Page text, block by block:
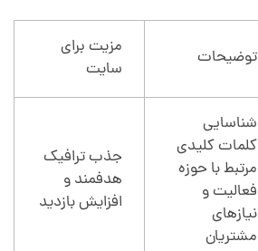
توضیحات
مزیت برای
سایت
شناسایی
کلمات کلیدی
مرتبط با حوزه
فعالیت و
نیازهای
مشتریان
جذب ترافیک
هدفمند و
افزایش بازدید